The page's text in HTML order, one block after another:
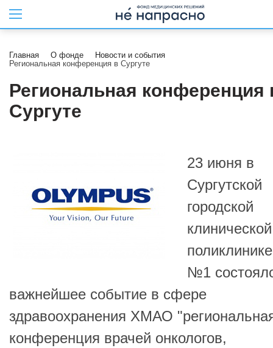
Главная О фонде
Новости и события
Региональная конференция в Сургуте
Региональная конференция
Сургуте
23 июня в
Сургутской
городской
клинической
поликлинике
№1
важнейшее событие в сфере
здравоохранения ХМАО
конференция врачей онкологов,